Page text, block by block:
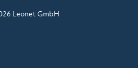
Leonet GmbH